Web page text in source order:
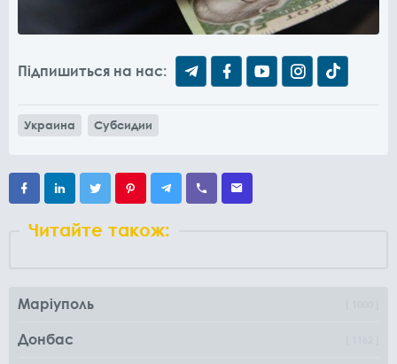
Підпишиться на нас:
Украина Субсидии
Читайте також:
Маріуполь
Донбас